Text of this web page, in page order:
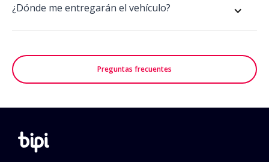
¿Dónde me entregarán el vehículo?
Preguntas frecuentes